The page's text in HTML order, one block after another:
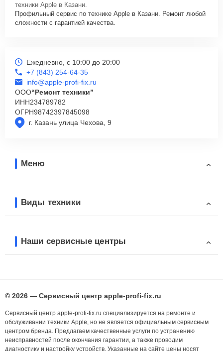
техники Apple в Казани.
Профильный сервис по технике Apple в Казани. Ремонт любой
сложности с гарантией качества.
г. Казань улица Чехова, 9
Ежедневно, с 10:00 до 20:00
+7 (843) 254-64-35
info@apple-profi-fix.ru
ООО“Ремонт техники”
ИНН234789782
ОГРН98742397845098
Меню
Виды техники
Наши сервисные центры
© 2026 — Сервисный центр apple-profi-fix.ru
Сервисный центр apple-profi-fix.ru специализируется на ремонте и
обслуживании техники Apple, но не является официальным сервисным
центром бренда. Предлагаем качественные услуги по устранению
неисправностей после окончания гарантии, а также проводим
диагностику и настройку устройств. Указанные на сайте цены носят